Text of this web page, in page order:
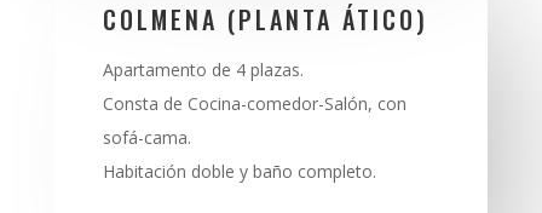
COLMENA (PLANTA ÁTICO)
Apartamento de 4 plazas.
Consta de Cocina-comedor-Salón, con
sofá-cama.
Habitación doble y baño completo.